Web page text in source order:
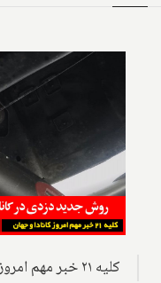
کلیه ۲۱ خبر مهم امروز کانادا و جهان